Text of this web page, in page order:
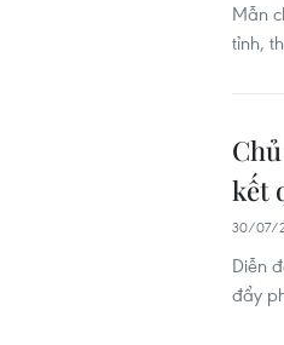
Mẫn
tỉnh,
kết
30/07/
Diễn
đẩy